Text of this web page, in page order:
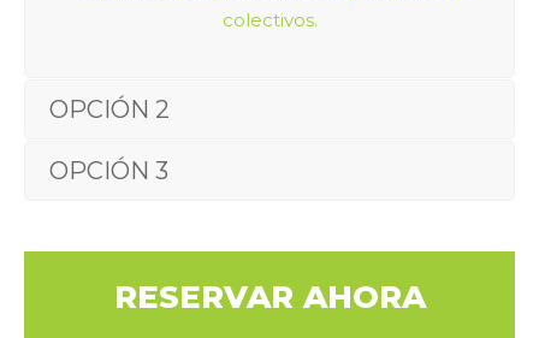
colectivos.
OPCIÓN 2
OPCIÓN 3
RESERVAR AHORA